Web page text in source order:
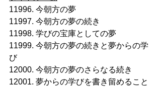
11996. 今朝方の夢
11997. 今朝方の夢の続き
11998. 学びの宝庫としての夢
11999. 今朝方の夢の続きと夢からの学
び
12000. 今朝方の夢のさらなる続き
12001. 夢からの学びを書き留めること